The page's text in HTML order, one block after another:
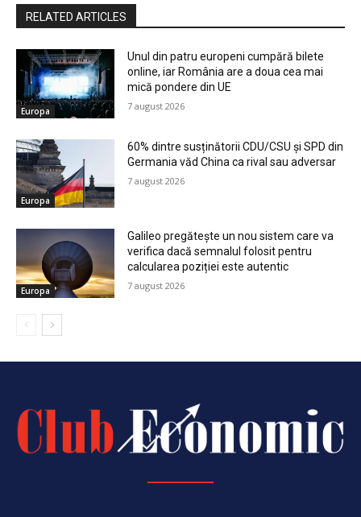
RELATED ARTICLES
Europa
Unul din patru europeni cumpără bilete
online, iar România are a doua cea mai
mică pondere din UE
7 august 2026
Europa
60% dintre susținătorii CDU/CSU și SPD din
Germania văd China ca rival sau adversar
7 august 2026
Europa
Galileo pregătește un nou sistem care va
verifica dacă semnalul folosit pentru
calcularea poziției este autentic
7 august 2026